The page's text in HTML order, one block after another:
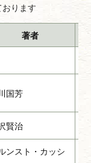
ります
著者
国芳
賢治
ンスト・カッシ